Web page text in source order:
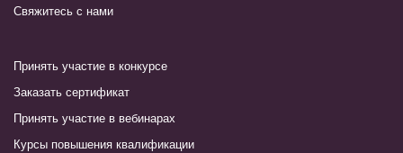
Свяжитесь с нами
Принять участие в конкурсе
Заказать сертификат
Принять участие в вебинарах
Курсы повышения квалификации